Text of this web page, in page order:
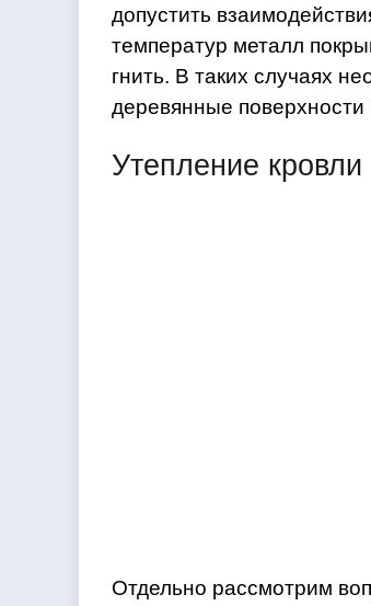
допустить
температур металл
гнить. В таких случаях
деревянные
Утепление кровли
Отдельно рассмотрим